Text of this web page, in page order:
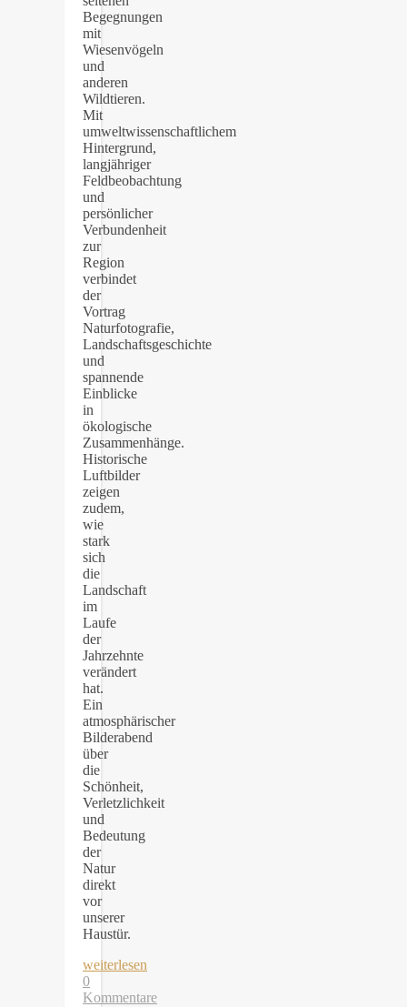
Begegnungen
mit
Wiesenvögeln
und
anderen
Wildtieren.
Mit
umweltwissenschaftlichem
Hintergrund,
langjähriger
Feldbeobachtung
und
persönlicher
Verbundenheit
zur
Region
verbindet
der
Vortrag
Naturfotografie,
Landschaftsgeschichte
und
spannende
Einblicke
in
ökologische
Zusammenhänge.
Historische
Luftbilder
zeigen
zudem,
wie
stark
sich
die
Landschaft
im
Laufe
der
Jahrzehnte
verändert
hat.
Ein
atmosphärischer
Bilderabend
über
die
Schönheit,
Verletzlichkeit
und
Bedeutung
der
Natur
direkt
vor
unserer
Haustür.
weiterlesen
0
Kommentare